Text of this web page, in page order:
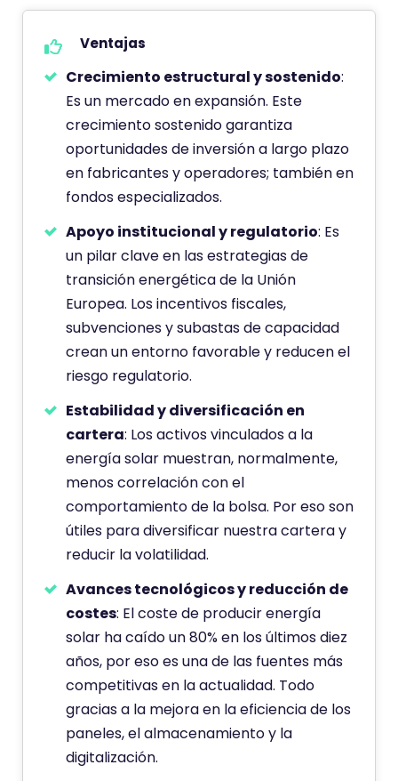
Ventajas
Crecimiento estructural y sostenido:
Es un mercado en expansión. Este
crecimiento sostenido garantiza
oportunidades de inversión a largo plazo
en fabricantes y operadores; también en
fondos especializados.
Apoyo institucional y regulatorio: Es
un pilar clave en las estrategias de
transición energética de la Unión
Europea. Los incentivos fiscales,
subvenciones y subastas de capacidad
crean un entorno favorable y reducen el
riesgo regulatorio.
Estabilidad y diversificación en
cartera: Los activos vinculados a la
energía solar muestran, normalmente,
menos correlación con el
comportamiento de la bolsa. Por eso son
útiles para diversificar nuestra cartera y
reducir la volatilidad.
Avances tecnológicos y reducción de
costes: El coste de producir energía
solar ha caído un 80% en los últimos diez
años, por eso es una de las fuentes más
competitivas en la actualidad. Todo
gracias a la mejora en la eficiencia de los
paneles, el almacenamiento y la
digitalización.